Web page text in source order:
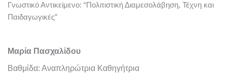
Γνωστικό Αντικείμενο: “Πολιτιστική Διαμεσολάβηση, Τέχνη και
Παιδαγωγικές”
Μαρία Πασχαλίδου
Βαθμίδα: Αναπληρώτρια Καθηγήτρια